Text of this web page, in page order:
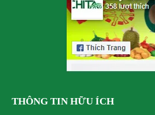
THÔNG TIN HỮU ÍCH